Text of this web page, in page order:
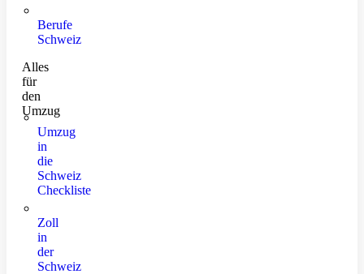
Berufe
Schweiz
Alles
für
den
Umzug
Umzug
in
die
Schweiz
Checkliste
Zoll
in
der
Schweiz